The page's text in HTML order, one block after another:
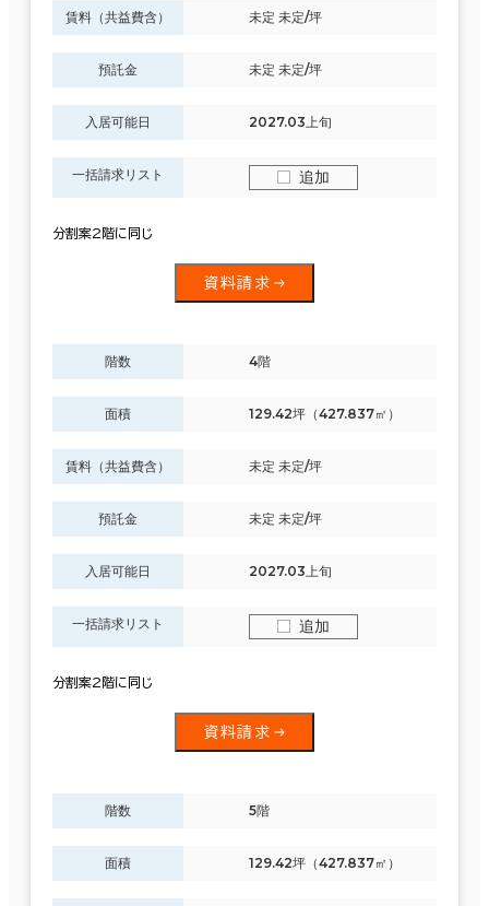
賃料（共益費含） 未定 未定/坪
預託金 未定 未定/坪
入居可能日 2027.03上旬
一括請求リスト 追加
分割案2階に同じ
資料請求
階数 4階
面積 129.42坪（427.837㎡）
賃料（共益費含） 未定 未定/坪
預託金 未定 未定/坪
入居可能日 2027.03上旬
一括請求リスト 追加
分割案2階に同じ
資料請求
階数 5階
面積 129.42坪（427.837㎡）